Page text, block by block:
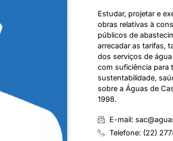
Estudar, projetar e
obras relativas à
públicos de
arrecadar as tarifas,
dos serviços de
com suficiência para
sustentabilidade,
sobre a Águas de
1998.
E-mail:
Telefone: (22)